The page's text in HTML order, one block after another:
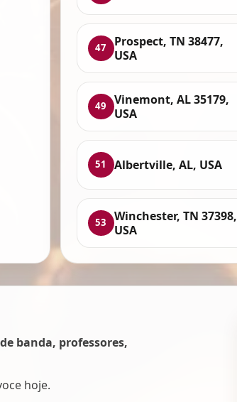
47
Prospect, TN 38477,
USA
49
Vinemont, AL 35179,
USA
51 Albertville, AL, USA
53
Winchester, TN 37398,
USA
banda, professores,
hoje.